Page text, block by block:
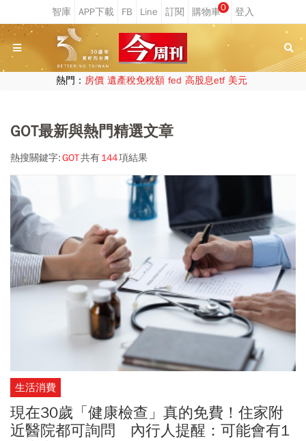
0
熱門： 房價 遺產稅免稅額 fed 高股息etf 美元
GOT最新與熱門精選文章
熱搜關鍵字:GOT共有144項結果
生活消費
現在30歲「健康檢查」真的免費！住家附
近醫院都可詢問 內行人提醒：可能會有1